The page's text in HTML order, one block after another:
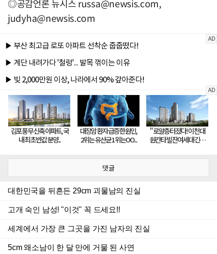
◎공감언론 뉴시스russa@newsis.com,
judyha@newsis.com
댓글